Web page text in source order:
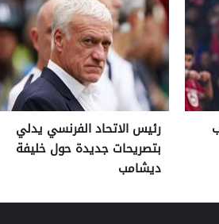
رئيس الاتحاد الفرنسي يدلي
بتصريحات جديدة حول خليفة
ديشامب